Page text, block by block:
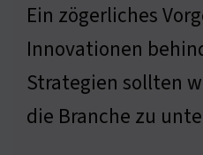
Ein zögerliches
Innovationen
Strategien sollten
die Branche zu